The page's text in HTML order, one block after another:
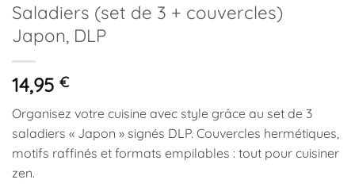
Saladiers (set de 3 + couvercles)
Japon, DLP
14,95 €
Organisez votre cuisine avec style grâce au set de 3
saladiers « Japon » signés DLP. Couvercles hermétiques,
motifs raffinés et formats empilables : tout pour cuisiner
zen.